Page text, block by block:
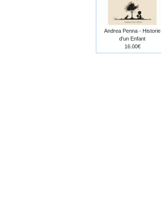
Andrea Penna - Historie
d'un Enfant
16.00€